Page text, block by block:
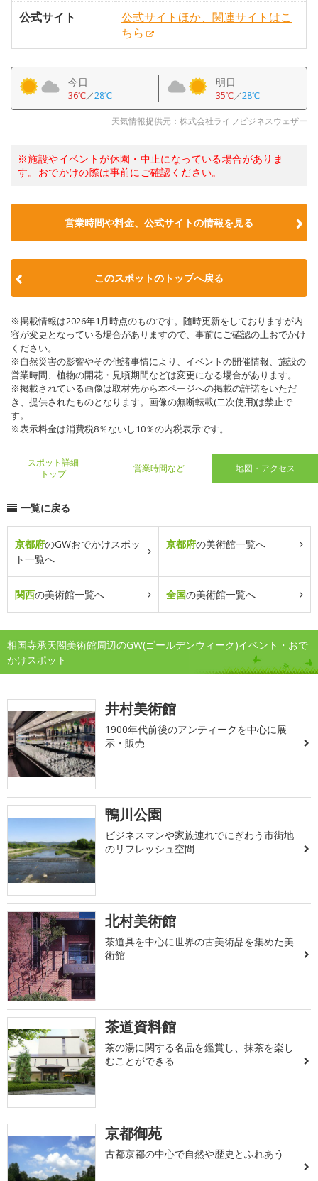
公式サイト
公式サイトほか、関連サイトはこ
ちら
今日
36℃／28℃
明日
35℃／28℃
天気情報提供元：株式会社ライフビジネスウェザー
※施設やイベントが休園・中止になっている場合がありま
す。おでかけの際は事前にご確認ください。
営業時間や料金、公式サイトの情報を見る
このスポットのトップへ戻る
※掲載情報は2026年1月時点のものです。随時更新をしておりますが内
容が変更となっている場合がありますので、事前にご確認の上おでかけ
ください。
※自然災害の影響やその他諸事情により、イベントの開催情報、施設の
営業時間、植物の開花・見頃期間などは変更になる場合があります。
※掲載されている画像は取材先から本ページへの掲載の許諾をいただ
き、提供されたものとなります。画像の無断転載(二次使用)は禁止で
す。
※表示料金は消費税8％ないし10％の内税表示です。
スポット詳細
トップ
営業時間など 地図・アクセス
一覧に戻る
京都府のGWおでかけスポッ
ト一覧へ
京都府の美術館一覧へ
関西の美術館一覧へ 全国の美術館一覧へ
相国寺承天閣美術館周辺のGW(ゴールデンウィーク)イベント・おで
かけスポット
井村美術館
1900年代前後のアンティークを中心に展
示・販売
鴨川公園
ビジネスマンや家族連れでにぎわう市街地
のリフレッシュ空間
北村美術館
茶道具を中心に世界の古美術品を集めた美
術館
茶道資料館
茶の湯に関する名品を鑑賞し、抹茶を楽し
むことができる
京都御苑
古都京都の中心で自然や歴史とふれあう